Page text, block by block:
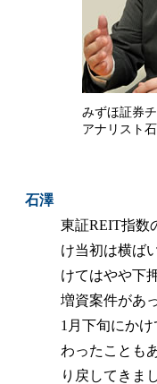
みずほ証券
アナリスト
石澤
東証REIT指数
け当初は横ば
けてはやや下
増資案件があ
1月下旬にか
わったことも
り戻してきま